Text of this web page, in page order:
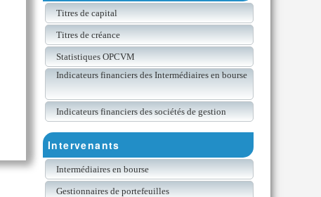
Titres de capital
Titres de créance
Statistiques OPCVM
Indicateurs financiers des Intermédiaires en bourse
Indicateurs financiers des sociétés de gestion
Intervenants
Intermédiaires en bourse
Gestionnaires de portefeuilles